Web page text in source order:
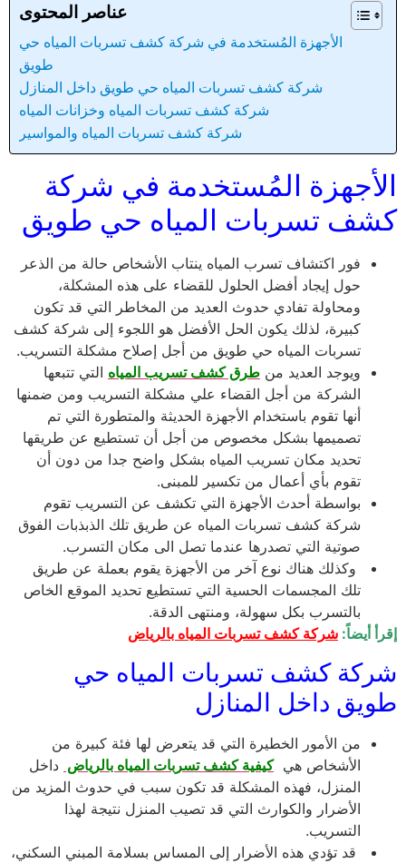
عناصر المحتوى
الأجهزة المُستخدمة في شركة كشف تسربات المياه حي
طويق
شركة كشف تسربات المياه حي طويق داخل المنازل
شركة كشف تسربات المياه وخزانات المياه
شركة كشف تسربات المياه والمواسير
الأجهزة المُستخدمة في شركة
كشف تسربات المياه حي طويق
فور اكتشاف تسرب المياه ينتاب الأشخاص حالة من الذعر
حول إيجاد أفضل الحلول للقضاء على هذه المشكلة،
ومحاولة تفادي حدوث العديد من المخاطر التي قد تكون
كبيرة، لذلك يكون الحل الأفضل هو اللجوء إلى شركة كشف
تسربات المياه حي طويق من أجل إصلاح مشكلة التسريب.
ويوجد العديد من طرق كشف تسريب المياه التي تتبعها
الشركة من أجل القضاء علي مشكلة التسريب ومن ضمنها
أنها تقوم باستخدام الأجهزة الحديثة والمتطورة التي تم
تصميمها بشكل مخصوص من أجل أن تستطيع عن طريقها
تحديد مكان تسريب المياه بشكل واضح جدا من دون أن
تقوم بأي أعمال من تكسير للمبنى.
بواسطة أحدث الأجهزة التي تكشف عن التسريب تقوم
شركة كشف تسربات المياه عن طريق تلك الذبذبات الفوق
صوتية التي تصدرها عندما تصل الى مكان التسرب.
وكذلك هناك نوع آخر من الأجهزة يقوم بعملة عن طريق
تلك المجسمات الحسية التي تستطيع تحديد الموقع الخاص
بالتسرب بكل سهولة، ومنتهى الدقة.
إقرأ أيضاً: شركة كشف تسربات المياه بالرياض
شركة كشف تسربات المياه حي
طويق داخل المنازل
من الأمور الخطيرة التي قد يتعرض لها فئة كبيرة من
الأشخاص هيكيفية كشف تسربات المياه بالرياض داخل
المنزل، فهذه المشكلة قد تكون سبب في حدوث المزيد من
الأضرار والكوارث التي قد تصيب المنزل نتيجة لهذا
التسريب.
قد تؤدي هذه الأضرار إلى المساس بسلامة المبني السكني،